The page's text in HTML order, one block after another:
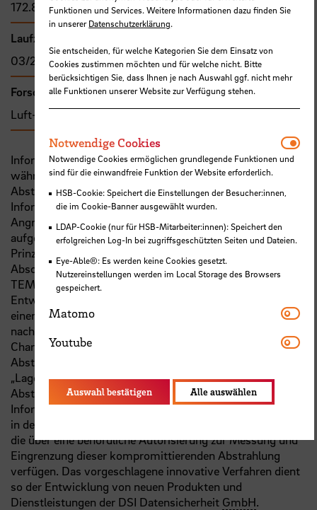
172.845,00 €
Laufzeit
03/2019 - 12/2022
Forschungs- und Transfercluster
Luft- und Raumfahrt
Informationstechnische Geräte erzeugen prinzipbedingt
während des Betriebes elektromagnetische
Abstrahlungen. Diese Abstrahlungen können sensitive
Informationen enthalten, welche von unberechtigten
Angreifern mit geeigneten Empfangsinstrumenten
aufgefangen und rekonstruiert werden können. Die
Prinzipien der kompromittierenden Abstrahlung und deren
Abschirmung sind international unter dem Begriff
TEMPEST bekannt. Ziel dieses Vorhabens ist die
Entwicklung eines zweistufigen Systems bestehend aus
einem automatisiertem Nahfeld-Messsystem mit
nachgelagerter Signalverarbeitung zur detaillierten
Charakterisierung und Analyse kompromittierender
Abstrahlung. Das Gesamtsystem erstellt ein umfassendes
„Lagebild“ der untersuchten IT-Geräte hinsichtlich
Abstrahlcharakteristik, Art und Umfang der
Informationen. Diese tiefgreifende Analyse ist einzigartig
in dem Marktsegment der europäischen EMV-Prüflabore,
die über eine behördliche Autorisierung zur Messung und
Eingrenzung dieser kompromittierenden Abstrahlung
verfügen. Das vorgeschlagene innovative Verfahren dient
so der Entwicklung von neuen Produkten und
Dienstleistungen der DSI Datensicherheit GmbH.
Funktionen und Services. Weitere Informationen dazu finden Sie
in unsererDatenschutzerklärung.
Sie entscheiden, für welche Kategorien Sie dem Einsatz von
Cookies zustimmen möchten und für welche nicht. Bitte
berücksichtigen Sie, dass Ihnen je nach Auswahl ggf. nicht mehr
alle Funktionen unserer Website zur Verfügung stehen.
Notwendige Cookies
Notwendige Cookies ermöglichen grundlegende Funktionen und
sind für die einwandfreie Funktion der Website erforderlich.
HSB-Cookie: Speichert die Einstellungen der Besucher:innen,
die im Cookie-Banner ausgewählt wurden.
LDAP-Cookie (nur für HSB-Mitarbeiter:innen): Speichert den
erfolgreichen Log-In bei zugriffsgeschützten Seiten und Dateien.
Eye-Able®: Es werden keine Cookies gesetzt.
Nutzereinstellungen werden im Local Storage des Browsers
gespeichert.
Matomo
Youtube
Auswahl bestätigen Alle auswählen